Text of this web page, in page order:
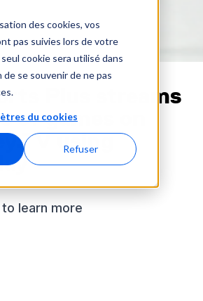
des cookies, vos
pas suivies lors de votre
cookie sera utilisé dans
se souvenir de ne pas
du cookies
Refuser
Plus streams
of games on
using
learn more